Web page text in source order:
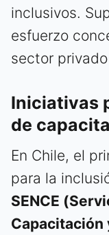
inclusivos.
esfuerzo
sector
Iniciativas
de
En Chile, el
para la
SENCE
Capacitación